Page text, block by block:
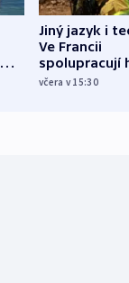
Jiný jazyk i
Ve Francii
spolupracují
různých zemí
včera v 15:30